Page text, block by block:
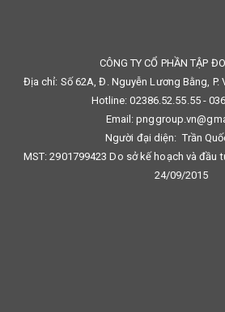
CÔNG TY CỔ PHẦN TẬP
Địa chỉ: Số 62A, Đ. Nguyễn Lương Bằng, P.
Hotline: 02386.52.55.55 -
Email:
Người đại diện: Trần
MST: 2901799423 Do sở kế hoạch và đầu
24/09/2015